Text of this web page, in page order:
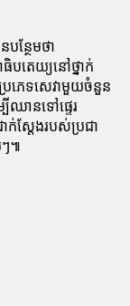
ន្ថែមថា
ធិបតេយ្យនៅថ្នាក់
រភេទសេវាមួយចំនួន
បីឈានទៅផ្ទេរ
ក់ស្ដែងរបស់ប្រជា
ៗ៕